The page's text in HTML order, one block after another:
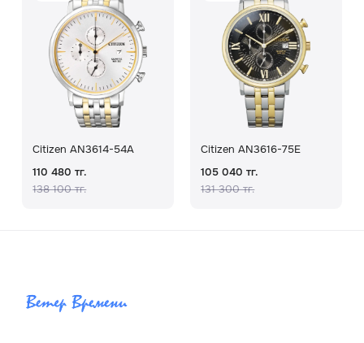
Citizen AN3614-54A
110 480 тг.
138 100 тг.
Citizen AN3616-75E
105 040 тг.
131 300 тг.